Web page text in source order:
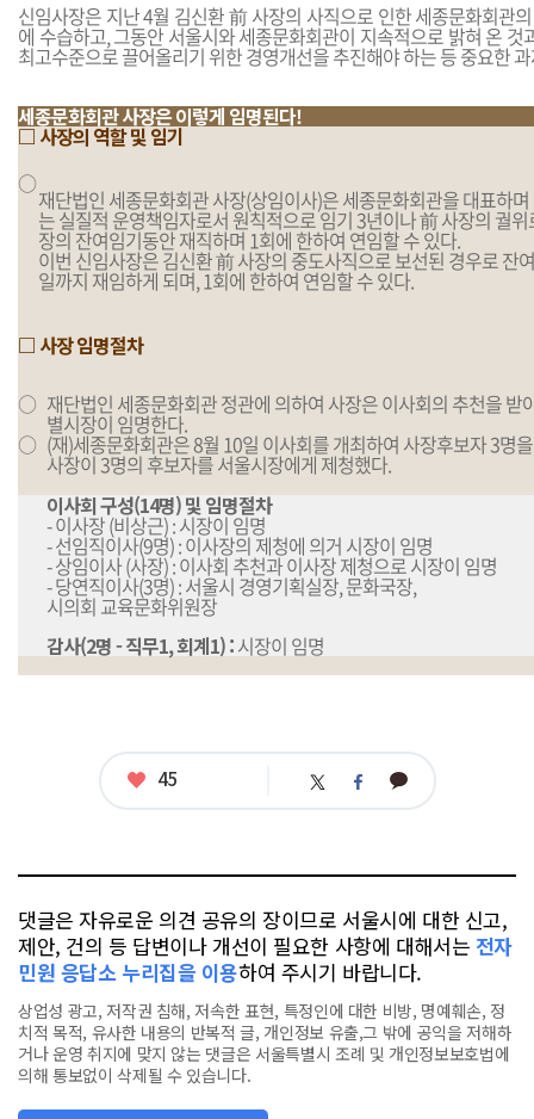
신임사장은 지난 4월 김신환 前 사장의 사직으로 인한 세종문화회관
에 수습하고, 그동안 서울시와 세종문화회관이 지속적으로 밝혀 온 것
최고수준으로 끌어올리기 위한 경영개선을 추진해야 하는 등 중요한
세종문화회관 사장은 이렇게 임명된다!
□ 사장의 역할 및 임기
○
재단법인 세종문화회관 사장(상임이사)은 세종문화회관을 대표하
는 실질적 운영책임자로서 원칙적으로 임기 3년이나 前 사장의 궐
장의 잔여임기동안 재직하며 1회에 한하여 연임할 수 있다.
이번 신임사장은 김신환 前 사장의 중도사직으로 보선된 경우로 잔
일까지 재임하게 되며, 1회에 한하여 연임할 수 있다.
□ 사장 임명절차
○ 재단법인 세종문화회관 정관에 의하여 사장은 이사회의 추천을 받
별시장이 임명한다.
○ (재)세종문화회관은 8월 10일 이사회를 개최하여 사장후보자 3명
사장이 3명의 후보자를 서울시장에게 제청했다.
이사회 구성(14명) 및 임명절차
- 이사장 (비상근) : 시장이 임명
- 선임직이사(9명) : 이사장의 제청에 의거 시장이 임명
- 상임이사 (사장) : 이사회 추천과 이사장 제청으로 시장이 임명
- 당연직이사(3명) : 서울시 경영기획실장, 문화국장,
시의회 교육문화위원장
감사(2명 - 직무1, 회계1) :시장이 임명
좋
45 트 페 카
댓글은 자유로운 의견 공유의 장이므로 서울시에 대한 신고,
제안, 건의 등 답변이나 개선이 필요한 사항에 대해서는 전자
민원 응답소 누리집을 이용하여 주시기 바랍니다.
상업성 광고, 저작권 침해, 저속한 표현, 특정인에 대한 비방, 명예훼손, 정
치적 목적, 유사한 내용의 반복적 글, 개인정보 유출,그 밖에 공익을 저해하
거나 운영 취지에 맞지 않는 댓글은 서울특별시 조례 및 개인정보보호법에
의해 통보없이 삭제될 수 있습니다.